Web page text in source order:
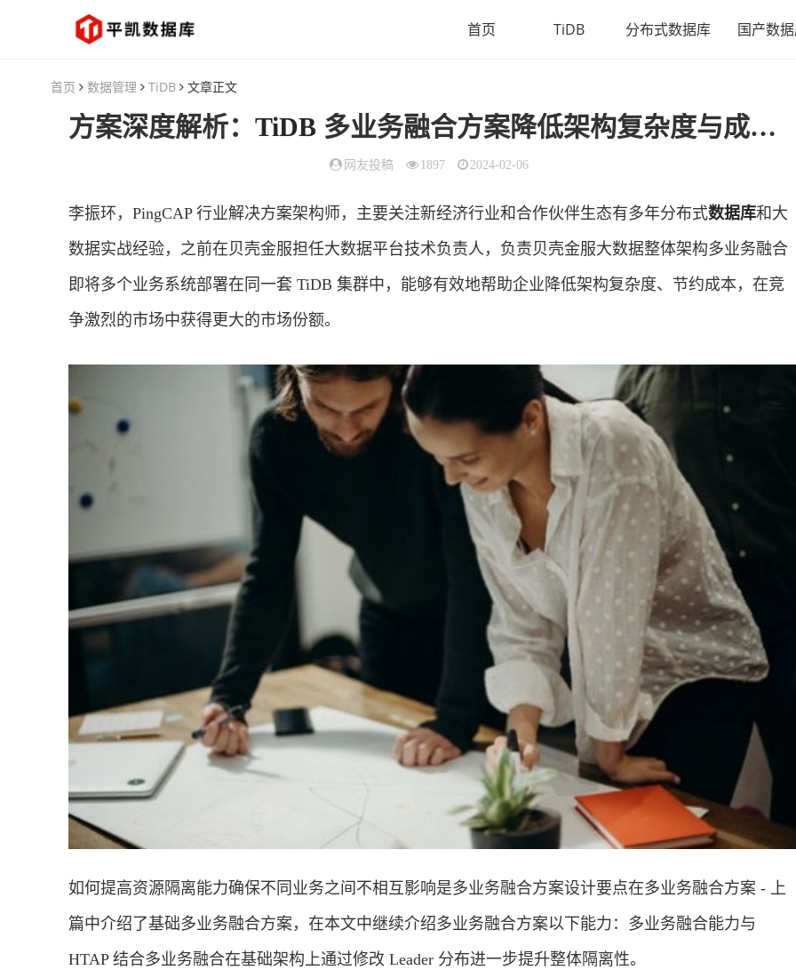
首页 TiDB 分布式数据库 国产数
首页 数据管理 TiDB 文章正文
方案深度解析： TiDB 多业务融合方案降低架构复杂度与成本（下）
网友投稿 1897 2024-02-06
李振环，PingCAP 行业解决方案架构师，主要关注新经济行业和合作伙伴生态有多年分布式数据库和大
数据实战经验，之前在贝壳金服担任大数据平台技术负责人，负责贝壳金服大数据整体架构多业务融合
即将多个业务系统部署在同一套 TiDB 集群中，能够有效地帮助企业降低架构复杂度、节约成本，在竞
争激烈的市场中获得更大的市场份额。
如何提高资源隔离能力确保不同业务之间不相互影响是多业务融合方案设计要点在多业务融合方案 - 上
篇中介绍了基础多业务融合方案，在本文中继续介绍多业务融合方案以下能力：多业务融合能力与
HTAP 结合多业务融合在基础架构上通过修改 Leader 分布进一步提升整体隔离性。